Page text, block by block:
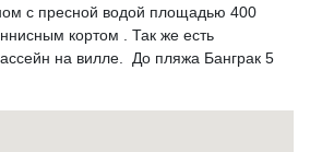
с пресной водой площадью 400
кортом . Так же есть
на вилле. До пляжа Банграк 5